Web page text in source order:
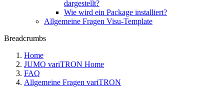
dargestellt?
Wie wird ein Package installiert?
Allgemeine Fragen Visu-Template
Breadcrumbs
Home
JUMO variTRON Home
FAQ
Allgemeine Fragen variTRON